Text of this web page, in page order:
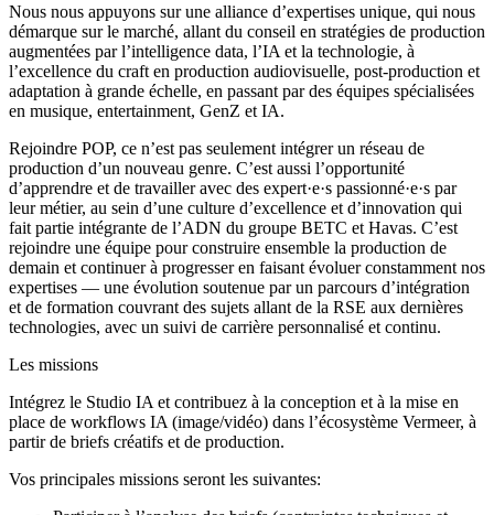
Nous nous appuyons sur une alliance d’expertises unique, qui nous
démarque sur le marché, allant du conseil en stratégies de production
augmentées par l’intelligence data, l’IA et la technologie, à
l’excellence du craft en production audiovisuelle, post-production et
adaptation à grande échelle, en passant par des équipes spécialisées
en musique, entertainment, GenZ et IA.
Rejoindre POP, ce n’est pas seulement intégrer un réseau de
production d’un nouveau genre. C’est aussi l’opportunité
d’apprendre et de travailler avec des expert·e·s passionné·e·s par
leur métier, au sein d’une culture d’excellence et d’innovation qui
fait partie intégrante de l’ADN du groupe BETC et Havas. C’est
rejoindre une équipe pour construire ensemble la production de
demain et continuer à progresser en faisant évoluer constamment nos
expertises — une évolution soutenue par un parcours d’intégration
et de formation couvrant des sujets allant de la RSE aux dernières
technologies, avec un suivi de carrière personnalisé et continu.
Les missions
Intégrez le Studio IA et contribuez à la conception et à la mise en
place de workflows IA (image/vidéo) dans l’écosystème Vermeer, à
partir de briefs créatifs et de production.
Vos principales missions seront les suivantes: